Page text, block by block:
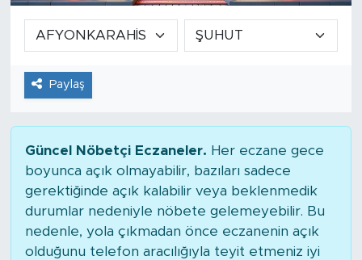
Paylaş
Güncel Nöbetçi Eczaneler. Her eczane gece
boyunca açık olmayabilir, bazıları sadece
gerektiğinde açık kalabilir veya beklenmedik
durumlar nedeniyle nöbete gelemeyebilir. Bu
nedenle, yola çıkmadan önce eczanenin açık
olduğunu telefon aracılığıyla teyit etmeniz iyi